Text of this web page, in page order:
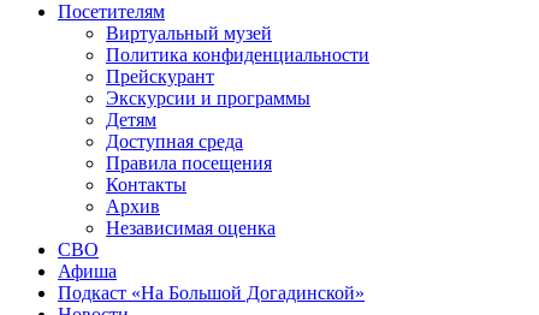
Посетителям
Виртуальный музей
Политика конфиденциальности
Прейскурант
Экскурсии и программы
Детям
Доступная среда
Правила посещения
Контакты
Архив
Независимая оценка
СВО
Афиша
Подкаст «На Большой Догадинской»